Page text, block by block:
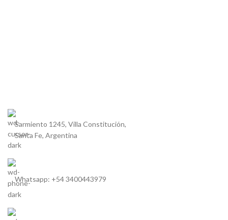
Sarmiento 1245, Villa Constitución,
Santa Fe, Argentina
Whatsapp: +54 3400443979